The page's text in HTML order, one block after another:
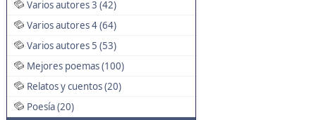
Varios autores 3 (42)
Varios autores 4 (64)
Varios autores 5 (53)
Mejores poemas (100)
Relatos y cuentos (20)
Poesía (20)